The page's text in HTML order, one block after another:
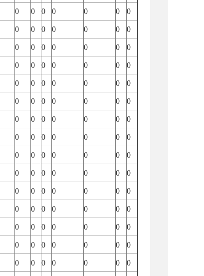
0 0 0 0 0 0 0
0 0 0 0 0 0 0
0 0 0 0 0 0 0
0 0 0 0 0 0 0
0 0 0 0 0 0 0
0 0 0 0 0 0 0
0 0 0 0 0 0 0
0 0 0 0 0 0 0
0 0 0 0 0 0 0
0 0 0 0 0 0 0
0 0 0 0 0 0 0
0 0 0 0 0 0 0
0 0 0 0 0 0 0
0 0 0 0 0 0 0
0 0 0 0 0 0 0